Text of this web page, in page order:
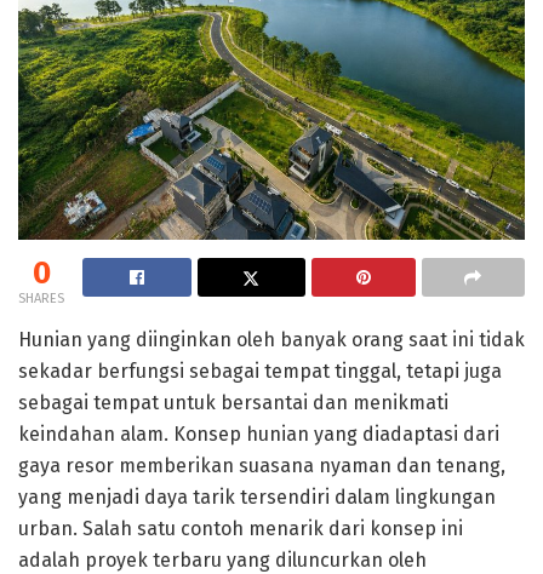
0
SHARES
Hunian yang diinginkan oleh banyak orang saat ini tidak
sekadar berfungsi sebagai tempat tinggal, tetapi juga
sebagai tempat untuk bersantai dan menikmati
keindahan alam. Konsep hunian yang diadaptasi dari
gaya resor memberikan suasana nyaman dan tenang,
yang menjadi daya tarik tersendiri dalam lingkungan
urban. Salah satu contoh menarik dari konsep ini
adalah proyek terbaru yang diluncurkan oleh